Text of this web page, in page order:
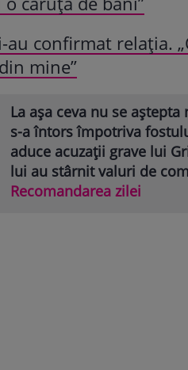
au confirmat relația.
mine”
La așa ceva nu se
s-a întors împotriva
aduce acuzații grave lui
lui au stârnit valuri de
Recomandarea zilei